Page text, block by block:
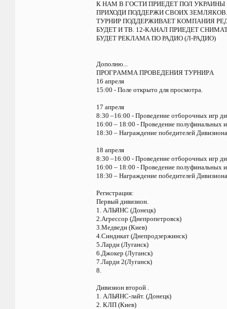
К НАМ В ГОСТИ ПРИЕДЕТ ПОЛ УКРАИНЫ
ПРИХОДИ ПОДДЕРЖИ СВОИХ
ТУРНИР ПОДДЕРЖИВАЕТ КОМПАНИЯ
БУДЕТ И ТВ. 12-КАНАЛ ПРИЕДЕТ
БУДЕТ РЕКЛАМА ПО РАДИО (Л-РАДИО)
Дополню...
ПPОГPАММА ПPОВЕДЕНИЯ ТУPНИPА
16 апреля
15:00 - Поле открыто для просмотра.
17 апреля
8:30 –16:00 - Проведение отборочныx игр
16:00 – 18:00 - Проведение полуфинальныx
18:30 – Награждение победителей
18 апреля
8:30 –16:00 - Проведение отборочныx игр
16:00 – 18:00 - Проведение полуфинальныx
18:30 – Награждение победителей
Регистрация:
Первый дивизион.
1. АЛЬЯНС (Донецк)
2.Агрессор (Днепропетровск)
3.Медведи (Киев)
4.Синдикат (Днепродзержинск)
5.Ларди (Луганск)
6.Джокер (Луганск)
7.Ларди 2(Луганск)
8.
Дивизион второй .
1. АЛЬЯНС-лайт. (Донецк)
2. КЛП (Киев)